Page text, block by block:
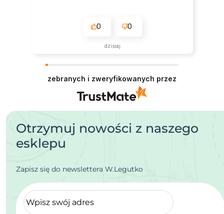
0 0
dzisiaj
zebranych i zweryfikowanych przez
Otrzymuj nowości z naszego
esklepu
Zapisz się do newslettera W.Legutko